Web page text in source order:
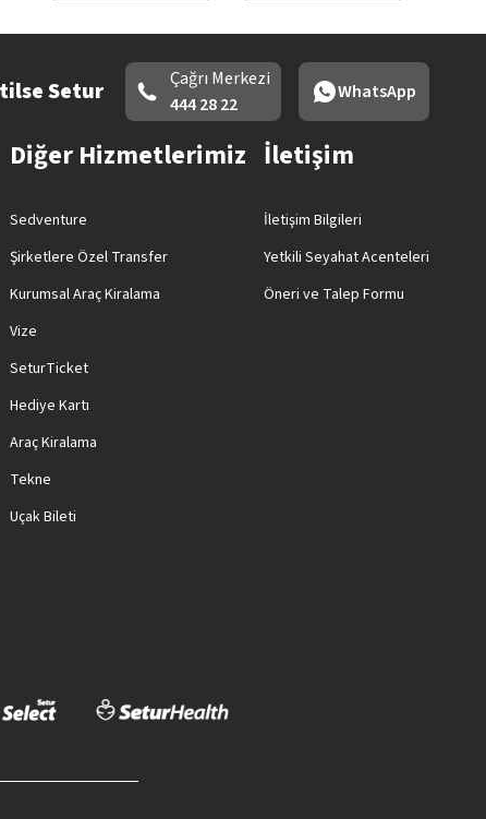
Setur
Çağrı Merkezi
444 28 22
WhatsApp
Diğer Hizmetlerimiz
Sedventure
Şirketlere Özel Transfer
Kurumsal Araç Kiralama
Vize
SeturTicket
Hediye Kartı
Araç Kiralama
Tekne
Uçak Bileti
İletişim
İletişim Bilgileri
Yetkili Seyahat Acenteleri
Öneri ve Talep Formu